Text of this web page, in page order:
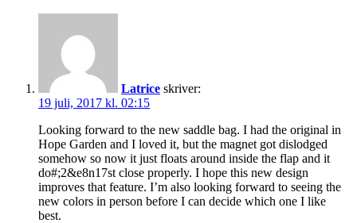
Latrice skriver:
19 juli, 2017 kl. 02:15
Looking forward to the new saddle bag. I had the original in
Hope Garden and I loved it, but the magnet got dislodged
somehow so now it just floats around inside the flap and it
do#;2&e8n17st close properly. I hope this new design
improves that feature. I’m also looking forward to seeing the
new colors in person before I can decide which one I like
best.